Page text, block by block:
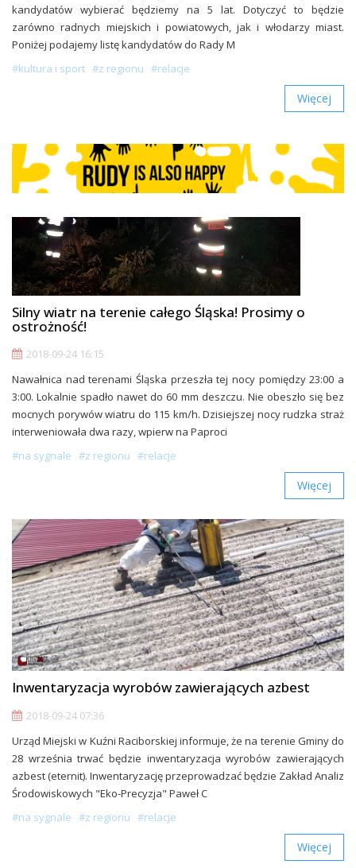
kandydatów wybierać będziemy na 5 lat. Dotyczyć to będzie
zarówno radnych miejskich i powiatowych, jak i włodarzy miast.
Poniżej podajemy listę kandydatów do Rady M
#kultura i sport #z regionu #relacje
Więcej
Silny wiatr na terenie całego Śląska! Prosimy o
ostrożność!
2018-09-24 16:15
Nawałnica nad terenami Śląska przeszła tej nocy pomiędzy 23:00 a
3:00. Lokalnie spadło nawet do 60 mm deszczu. Nie obeszło się bez
mocnych porywów wiatru do 115 km/h. Dzisiejszej nocy rudzka straż
interweniowała dwa razy, wpierw na Paproci
#na sygnale #z regionu #relacje
Więcej
Inwentaryzacja wyrobów zawierających azbest
2018-09-24 07:36
Urząd Miejski w Kuźni Raciborskiej informuje, że na terenie Gminy do
28 września trwać będzie inwentaryzacja wyrobów zawierających
azbest (eternit). Inwentaryzację przeprowadzać będzie Zakład Analiz
Środowiskowych "Eko-Precyzja" Paweł C
#na sygnale #z regionu #relacje
Więcej